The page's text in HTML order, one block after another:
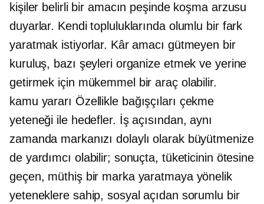
kişiler belirli bir amacın peşinde koşma arzusu
duyarlar. Kendi topluluklarında olumlu bir fark
yaratmak istiyorlar. Kâr amacı gütmeyen bir
kuruluş, bazı şeyleri organize etmek ve yerine
getirmek için mükemmel bir araç olabilir.
kamu yararı Özellikle bağışçıları çekme
yeteneği ile hedefler. İş açısından, aynı
zamanda markanızı dolaylı olarak büyütmenize
de yardımcı olabilir; sonuçta, tüketicinin ötesine
geçen, müthiş bir marka yaratmaya yönelik
yeteneklere sahip, sosyal açıdan sorumlu bir